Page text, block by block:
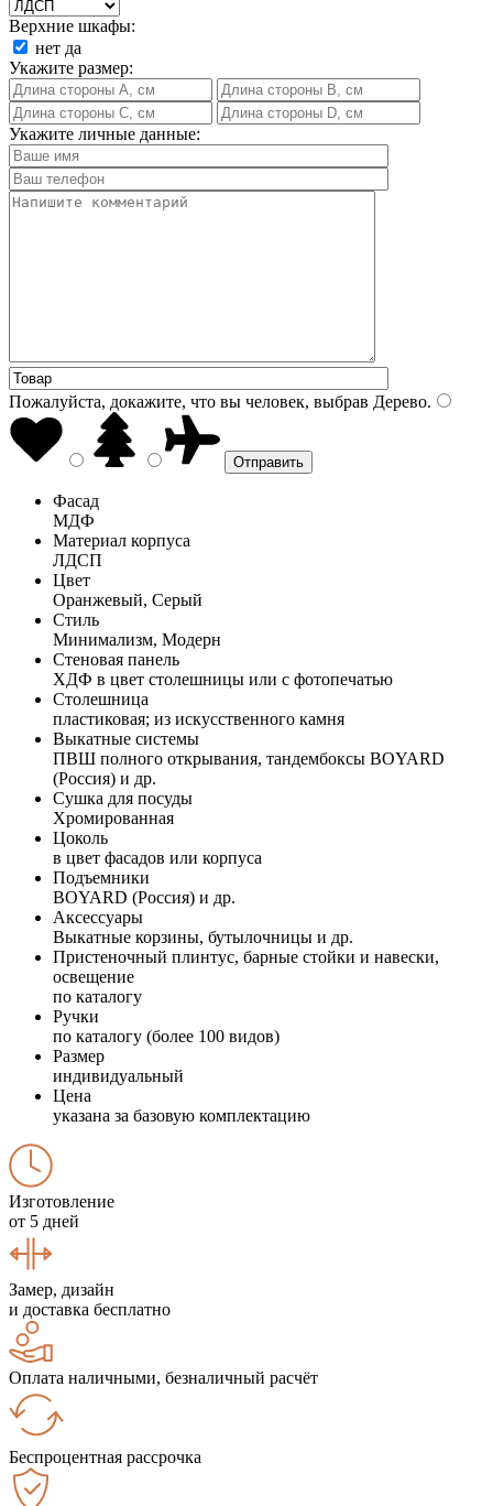
Верхние шкафы:
нет да
Укажите размер:
Укажите личные данные:
Пожалуйста, докажите, что вы человек, выбрав Дерево.
Фасад
МДФ
Материал корпуса
ЛДСП
Цвет
Оранжевый, Серый
Стиль
Минимализм, Модерн
Стеновая панель
ХДФ в цвет столешницы или с фотопечатью
Столешница
пластиковая; из искусственного камня
Выкатные системы
ПВШ полного открывания, тандембоксы BOYARD
(Россия) и др.
Сушка для посуды
Хромированная
Цоколь
в цвет фасадов или корпуса
Подъемники
BOYARD (Россия) и др.
Аксессуары
Выкатные корзины, бутылочницы и др.
Пристеночный плинтус, барные стойки и навески,
освещение
по каталогу
Ручки
по каталогу (более 100 видов)
Размер
индивидуальный
Цена
указана за базовую комплектацию
Изготовление
от 5 дней
Замер, дизайн
и доставка бесплатно
Оплата наличными, безналичный расчёт
Беспроцентная рассрочка